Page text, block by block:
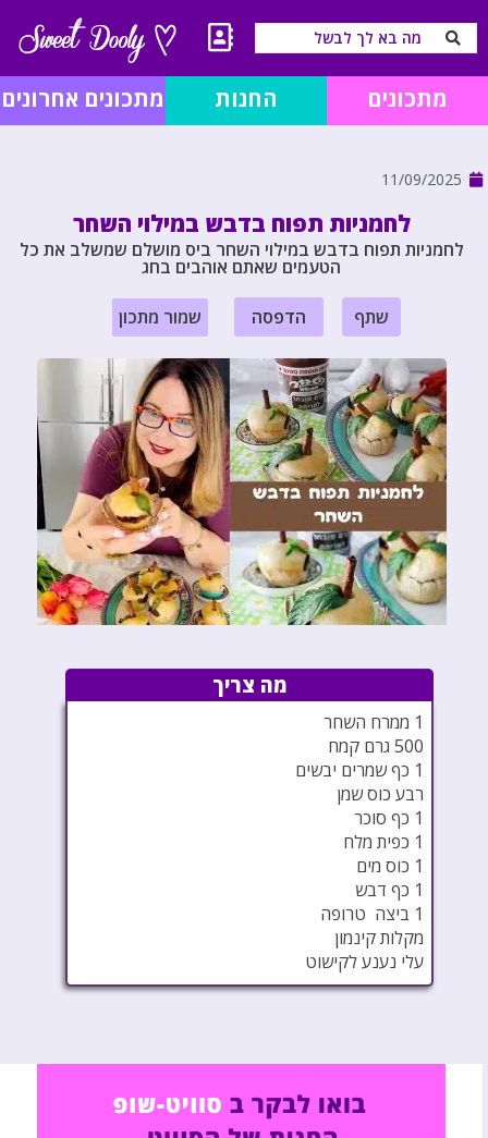
מתכונים החנות מתכונים אחרונים
11/09/2025
לחמניות תפוח בדבש במילוי השחר
לחמניות תפוח בדבש במילוי השחר ביס מושלם שמשלב את כל
הטעמים שאתם אוהבים בחג
שתף הדפסה שמור מתכון
מה צריך
1 ממרח השחר
500 גרם קמח
1 כף שמרים יבשים
רבע כוס שמן
1 כף סוכר
1 כפית מלח
1 כוס מים
1 כף דבש
1 ביצה טרופה
מקלות קינמון
עלי נענע לקישוט